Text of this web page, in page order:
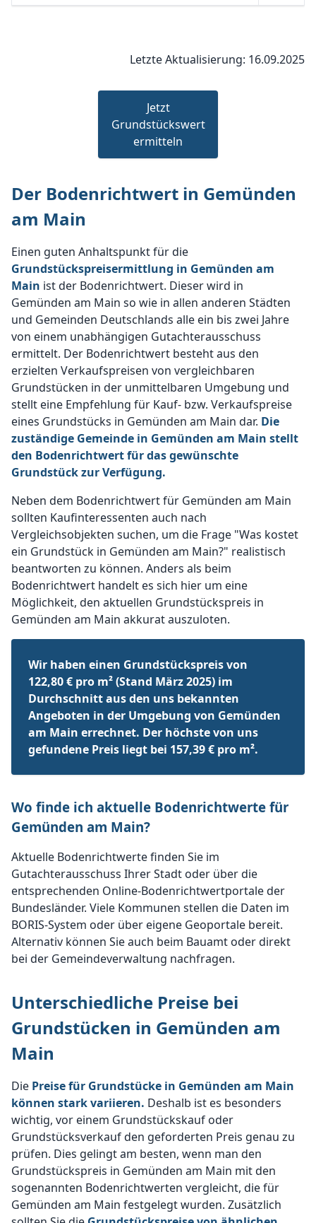
Letzte Aktualisierung: 16.09.2025
Jetzt
Grundstückswert
ermitteln
Der Bodenrichtwert in Gemünden
am Main
Einen guten Anhaltspunkt für die
Grundstückspreisermittlung in Gemünden am
Main ist der Bodenrichtwert. Dieser wird in
Gemünden am Main so wie in allen anderen Städten
und Gemeinden Deutschlands alle ein bis zwei Jahre
von einem unabhängigen Gutachterausschuss
ermittelt. Der Bodenrichtwert besteht aus den
erzielten Verkaufspreisen von vergleichbaren
Grundstücken in der unmittelbaren Umgebung und
stellt eine Empfehlung für Kauf- bzw. Verkaufspreise
eines Grundstücks in Gemünden am Main dar. Die
zuständige Gemeinde in Gemünden am Main stellt
den Bodenrichtwert für das gewünschte
Grundstück zur Verfügung.
Neben dem Bodenrichtwert für Gemünden am Main
sollten Kaufinteressenten auch nach
Vergleichsobjekten suchen, um die Frage "Was kostet
ein Grundstück in Gemünden am Main?" realistisch
beantworten zu können. Anders als beim
Bodenrichtwert handelt es sich hier um eine
Möglichkeit, den aktuellen Grundstückspreis in
Gemünden am Main akkurat auszuloten.
Wir haben einen Grundstückspreis von
122,80 € pro m² (Stand März 2025) im
Durchschnitt aus den uns bekannten
Angeboten in der Umgebung von Gemünden
am Main errechnet. Der höchste von uns
gefundene Preis liegt bei 157,39 € pro m².
Wo finde ich aktuelle Bodenrichtwerte für
Gemünden am Main?
Aktuelle Bodenrichtwerte finden Sie im
Gutachterausschuss Ihrer Stadt oder über die
entsprechenden Online-Bodenrichtwertportale der
Bundesländer. Viele Kommunen stellen die Daten im
BORIS-System oder über eigene Geoportale bereit.
Alternativ können Sie auch beim Bauamt oder direkt
bei der Gemeindeverwaltung nachfragen.
Unterschiedliche Preise bei
Grundstücken in Gemünden am
Main
Die Preise für Grundstücke in Gemünden am Main
können stark variieren. Deshalb ist es besonders
wichtig, vor einem Grundstückskauf oder
Grundstücksverkauf den geforderten Preis genau zu
prüfen. Dies gelingt am besten, wenn man den
Grundstückspreis in Gemünden am Main mit den
sogenannten Bodenrichtwerten vergleicht, die für
Gemünden am Main festgelegt wurden. Zusätzlich